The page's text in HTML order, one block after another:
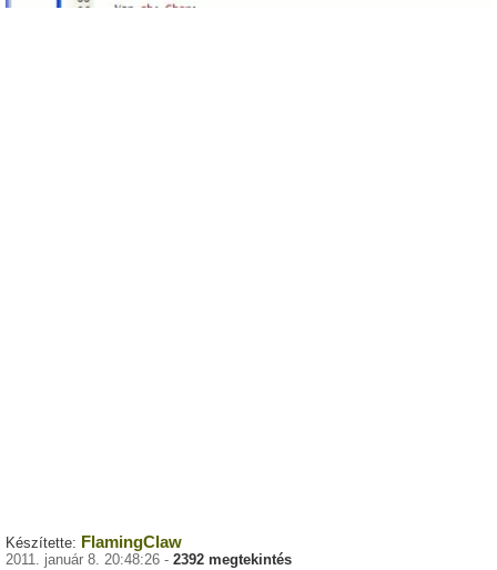
Készítette: FlamingClaw
2011. január 8. 20:48:26 - 2392 megtekintés